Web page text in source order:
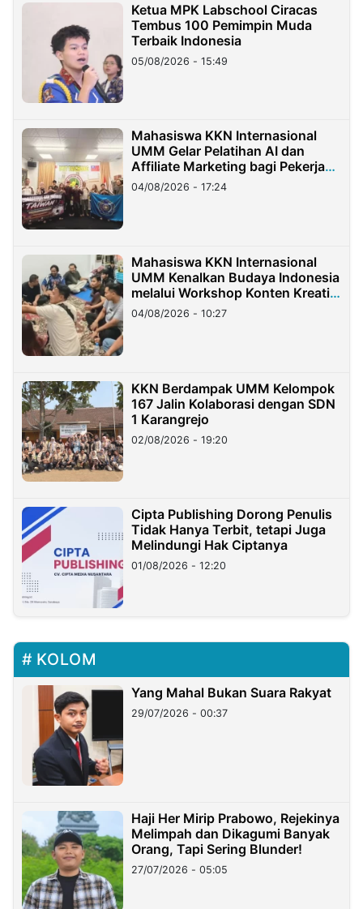
Ketua MPK Labschool Ciracas
Tembus 100 Pemimpin Muda
Terbaik Indonesia
05/08/2026 - 15:49
Mahasiswa KKN Internasional
UMM Gelar Pelatihan AI dan
Affiliate Marketing bagi Pekerja
Migran Indonesia di Taiwan
04/08/2026 - 17:24
Mahasiswa KKN Internasional
UMM Kenalkan Budaya Indonesia
melalui Workshop Konten Kreatif
di Taiwan
04/08/2026 - 10:27
KKN Berdampak UMM Kelompok
167 Jalin Kolaborasi dengan SDN
1 Karangrejo
02/08/2026 - 19:20
Cipta Publishing Dorong Penulis
Tidak Hanya Terbit, tetapi Juga
Melindungi Hak Ciptanya
01/08/2026 - 12:20
KOLOM
Yang Mahal Bukan Suara Rakyat
29/07/2026 - 00:37
Haji Her Mirip Prabowo, Rejekinya
Melimpah dan Dikagumi Banyak
Orang, Tapi Sering Blunder!
27/07/2026 - 05:05